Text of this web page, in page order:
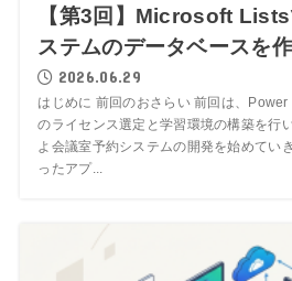
【第3回】Microsoft
ステムのデータベースを
2026.06.29
はじめに 前回のおさらい 前回は、
のライセンス選定と学習環境の構築を行
よ会議室予約システムの開発を始めてい
ったアプ...